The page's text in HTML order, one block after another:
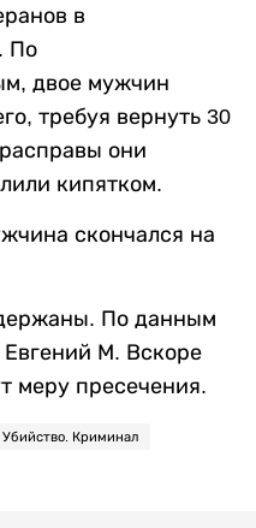
в
По
двое мужчин
требуя вернуть 30
они
кипятком.
скончался на
По данным
Евгений М. Вскоре
меру пресечения.
Убийство. Криминал